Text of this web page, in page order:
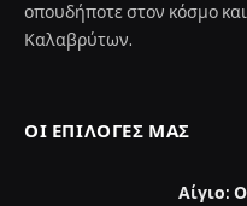
οπουδήποτε στον κόσμο
Καλαβρύτων.
ΟΙ ΕΠΙΛΟΓΈΣ ΜΑΣ
Αίγιο: